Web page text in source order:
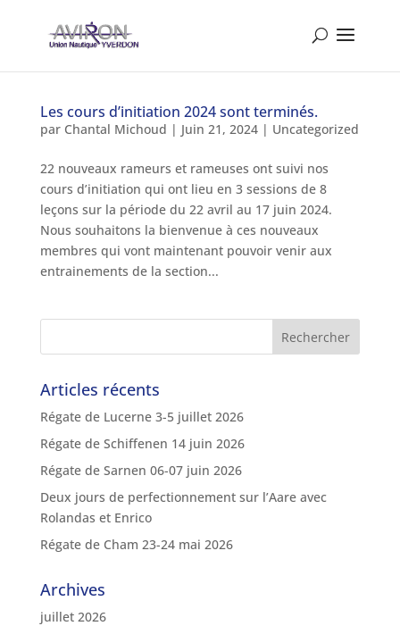
Les cours d’initiation 2024 sont terminés.
par Chantal Michoud | Juin 21, 2024| Uncategorized
22 nouveaux rameurs et rameuses ont suivi nos
cours d’initiation qui ont lieu en 3 sessions de 8
leçons sur la période du 22 avril au 17 juin 2024.
Nous souhaitons la bienvenue à ces nouveaux
membres qui vont maintenant pouvoir venir aux
entrainements de la section...
Articles récents
Régate de Lucerne 3-5 juillet 2026
Régate de Schiffenen 14 juin 2026
Régate de Sarnen 06-07 juin 2026
Deux jours de perfectionnement sur l’Aare avec
Rolandas et Enrico
Régate de Cham 23-24 mai 2026
Archives
juillet 2026